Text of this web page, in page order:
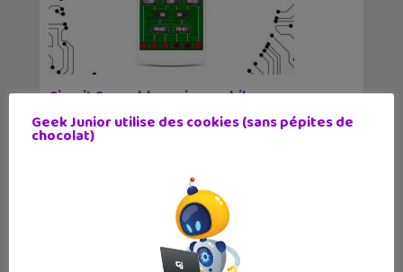
Circuit Scramble, un jeu mobile pour
apprendre les bases de l’électronique
3 janvier 2018
techno. Circuit Scramble est un jeu de logique
Geek Junior utilise des cookies (sans pépites de
chocolat)